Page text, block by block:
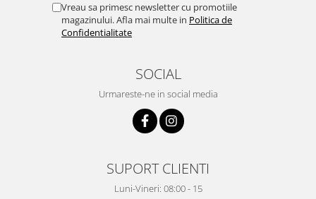
Perdea 220V
Diverse pentru casa si camping
Accesorii pentru animale
Vreau sa primesc newsletter cu promotiile
magazinului. Afla mai multe in Politica de
Confidentialitate
SOCIAL
Urmareste-ne in social media
SUPORT CLIENTI
Luni-Vineri: 08:00 - 15